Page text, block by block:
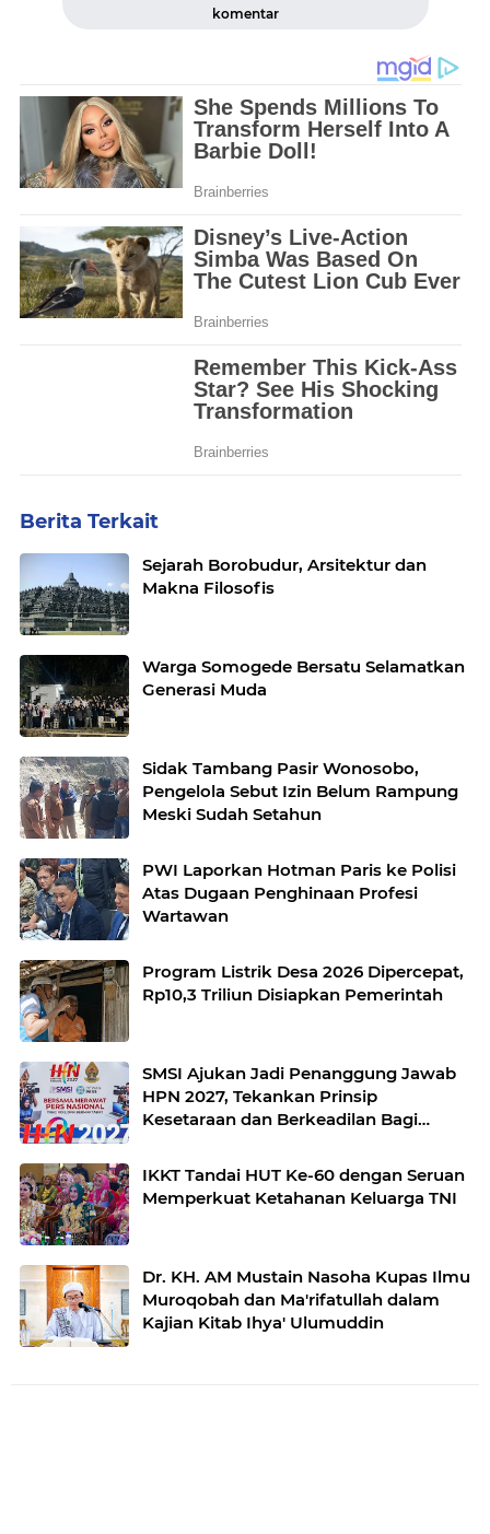
komentar
Berita Terkait
Sejarah Borobudur, Arsitektur dan
Makna Filosofis
Warga Somogede Bersatu Selamatkan
Generasi Muda
Sidak Tambang Pasir Wonosobo,
Pengelola Sebut Izin Belum Rampung
Meski Sudah Setahun
PWI Laporkan Hotman Paris ke Polisi
Atas Dugaan Penghinaan Profesi
Wartawan
Program Listrik Desa 2026 Dipercepat,
Rp10,3 Triliun Disiapkan Pemerintah
SMSI Ajukan Jadi Penanggung Jawab
HPN 2027, Tekankan Prinsip
Kesetaraan dan Berkeadilan Bagi
IKKT Tandai HUT Ke-60 dengan Seruan
Memperkuat Ketahanan Keluarga TNI
Dr. KH. AM Mustain Nasoha Kupas Ilmu
Muroqobah dan Ma'rifatullah dalam
Kajian Kitab Ihya' Ulumuddin